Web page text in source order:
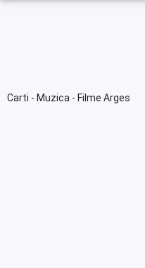
Carti - Muzica - Filme Arges